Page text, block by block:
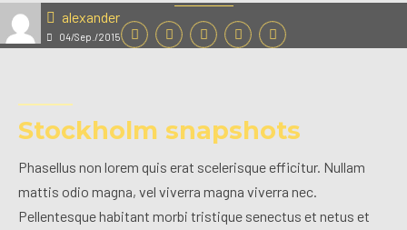
alexander
04/Sep./2015
Stockholm snapshots
Phasellus non lorem quis erat scelerisque efficitur. Nullam
mattis odio magna, vel viverra magna viverra nec.
Pellentesque habitant morbi tristique senectus et netus et